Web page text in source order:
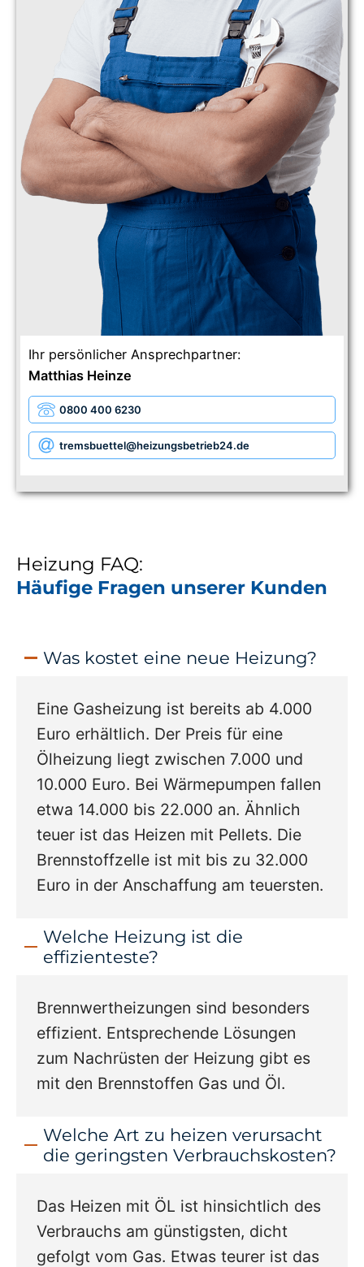
Ihr persönlicher Ansprechpartner:
Matthias Heinze
0800 400 6230
tremsbuettel@heizungsbetrieb24.de
Heizung FAQ:
Häufige Fragen unserer Kunden
Was kostet eine neue Heizung?
Eine Gasheizung ist bereits ab 4.000
Euro erhältlich. Der Preis für eine
Ölheizung liegt zwischen 7.000 und
10.000 Euro. Bei Wärmepumpen fallen
etwa 14.000 bis 22.000 an. Ähnlich
teuer ist das Heizen mit Pellets. Die
Brennstoffzelle ist mit bis zu 32.000
Euro in der Anschaffung am teuersten.
Welche Heizung ist die
effizienteste?
Brennwertheizungen sind besonders
effizient. Entsprechende Lösungen
zum Nachrüsten der Heizung gibt es
mit den Brennstoffen Gas und Öl.
Welche Art zu heizen verursacht
die geringsten Verbrauchskosten?
Das Heizen mit ÖL ist hinsichtlich des
Verbrauchs am günstigsten, dicht
gefolgt vom Gas. Etwas teurer ist das